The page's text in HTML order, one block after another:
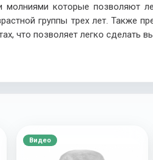
которые позволяют
группы трех лет. Также
что позволяет легко сделать
Видео